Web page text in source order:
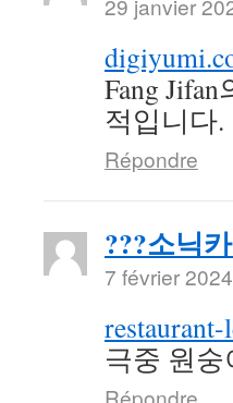
Fang
적입니다.
Répondre
???소닉
7 février
극중 원
Répondre